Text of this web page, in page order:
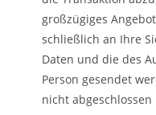
großzügiges
schließlich an Ihre
Daten und die des
Person gesendet
nicht abgeschlossen